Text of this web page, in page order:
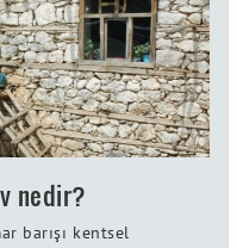
nedir?
barışı kentsel